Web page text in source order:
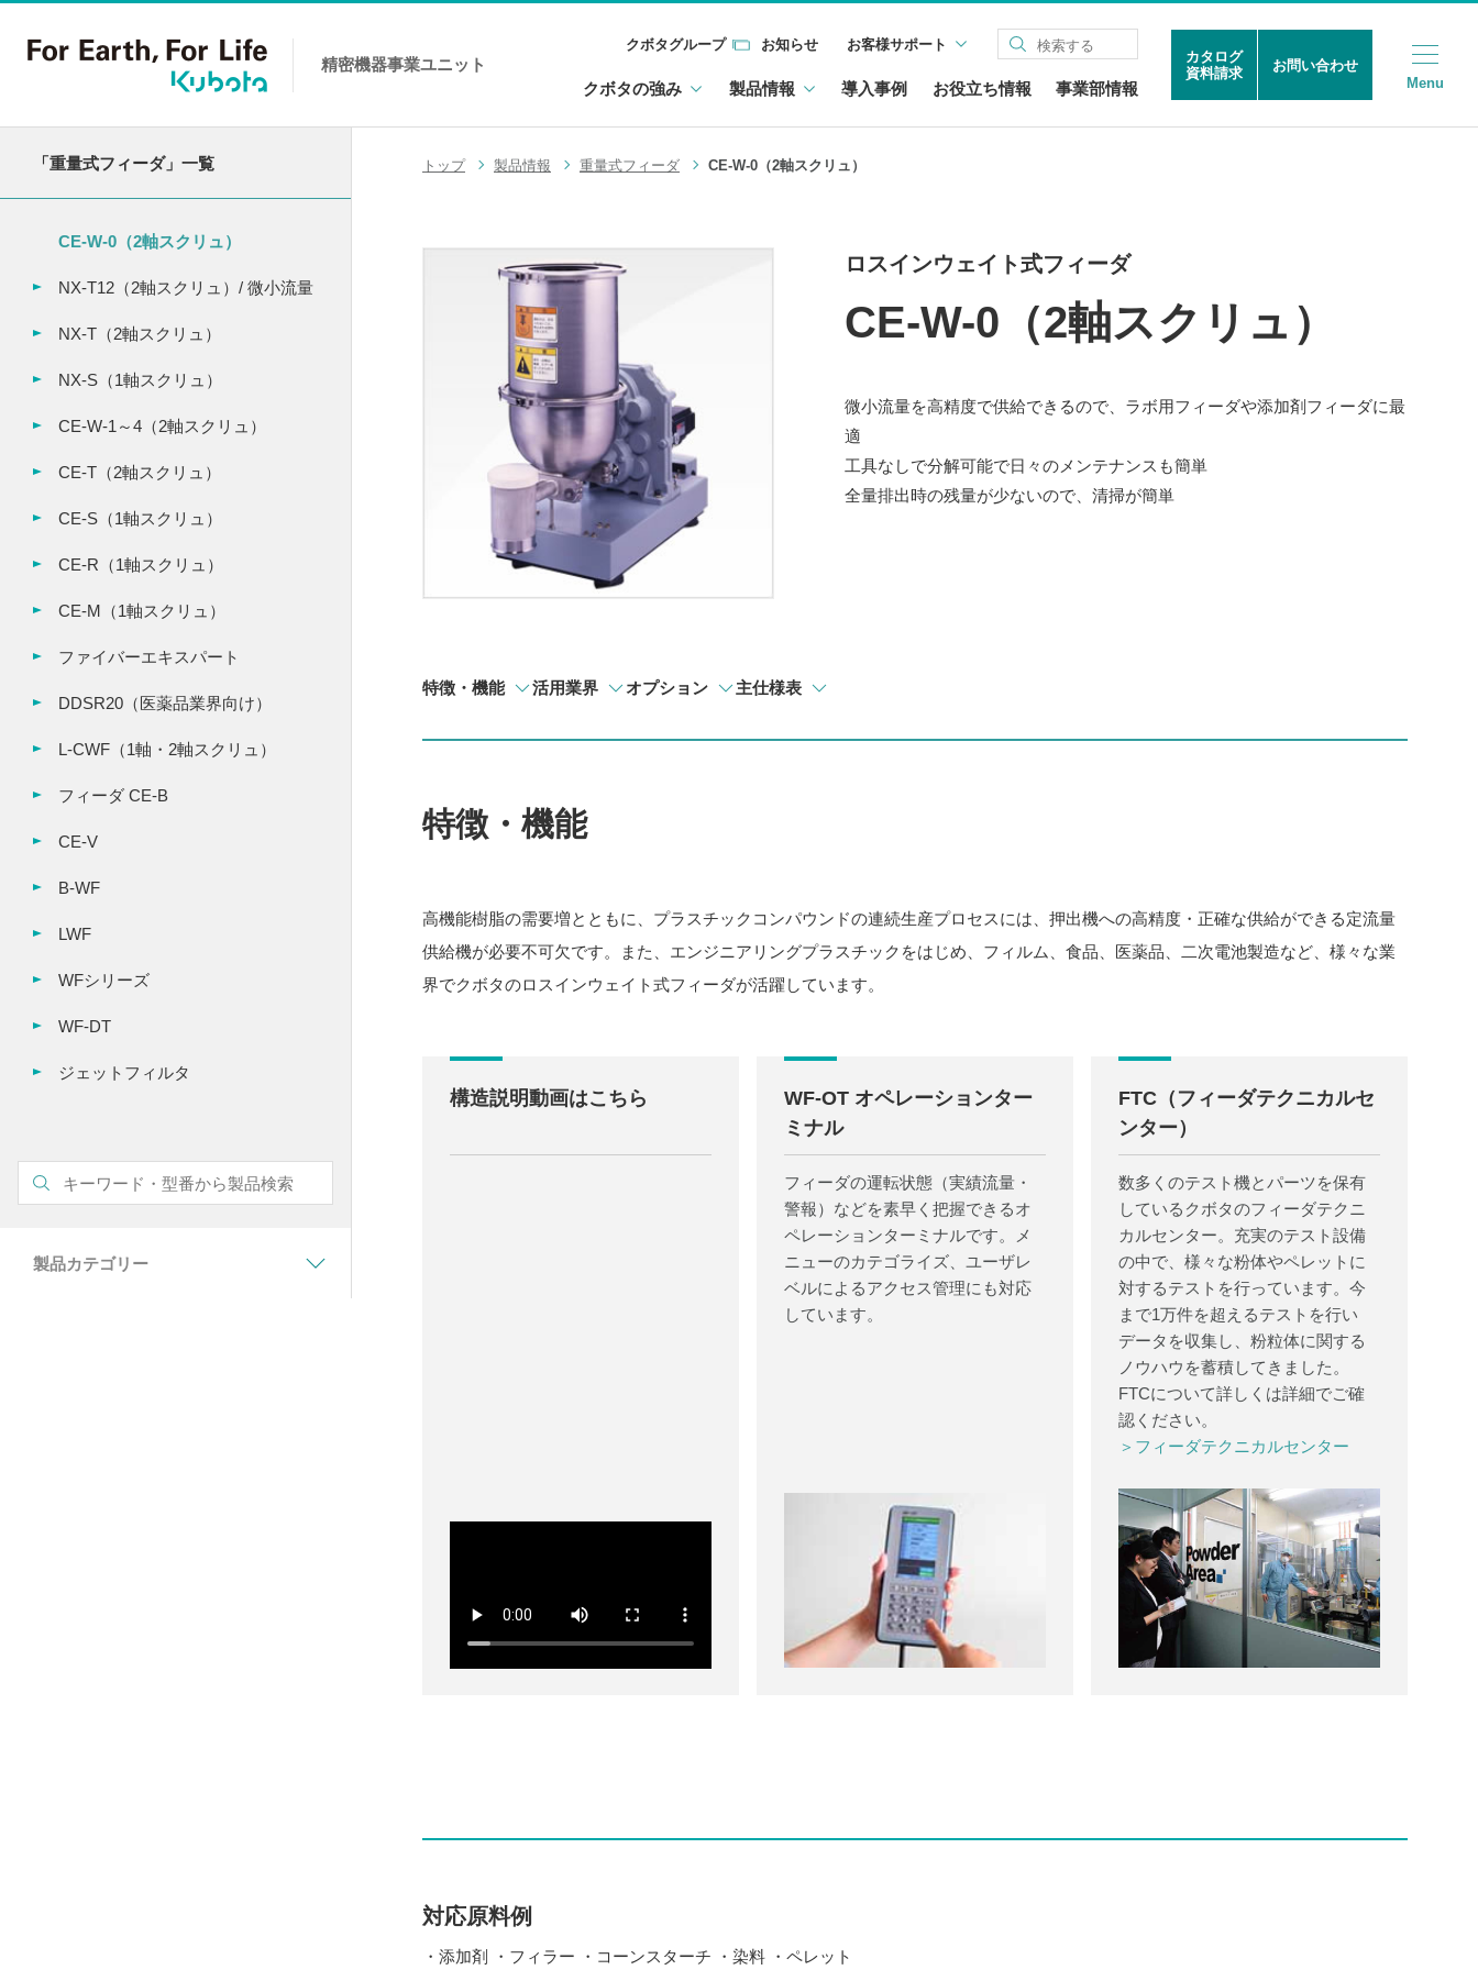
精密機器事業ユニット
クボタグループ お知らせ お客様サポート
クボタの強み 製品情報 導入事例 お役立ち情報 事業部情報
カタログ
資料請求
お問い合わせ
Menu
「重量式フィーダ」一覧
CE-W-0（2軸スクリュ）
NX-T12（2軸スクリュ）/ 微小流量
NX-T（2軸スクリュ）
NX-S（1軸スクリュ）
CE-W-1～4（2軸スクリュ）
CE-T（2軸スクリュ）
CE-S（1軸スクリュ）
CE-R（1軸スクリュ）
CE-M（1軸スクリュ）
ファイバーエキスパート
DDSR20（医薬品業界向け）
L-CWF（1軸・2軸スクリュ）
フィーダ CE-B
CE-V
B-WF
LWF
WFシリーズ
WF-DT
ジェットフィルタ
製品カテゴリー
トップ 製品情報 重量式フィーダ CE-W-0（2軸スクリュ）
ロスインウェイト式フィーダ
CE-W-0（2軸スクリュ）
微小流量を高精度で供給できるので、ラボ用フィーダや添加剤フィーダに最
適
工具なしで分解可能で日々のメンテナンスも簡単
全量排出時の残量が少ないので、清掃が簡単
特徴・機能 活用業界 オプション 主仕様表
特徴・機能
高機能樹脂の需要増とともに、プラスチックコンパウンドの連続生産プロセスには、押出機への高精度・正確な供給ができる定流量
供給機が必要不可欠です。また、エンジニアリングプラスチックをはじめ、フィルム、食品、医薬品、二次電池製造など、様々な業
界でクボタのロスインウェイト式フィーダが活躍しています。
構造説明動画はこちら
WF-OT オペレーションター
ミナル
フィーダの運転状態（実績流量・
警報）などを素早く把握できるオ
ペレーションターミナルです。メ
ニューのカテゴライズ、ユーザレ
ベルによるアクセス管理にも対応
しています。
FTC（フィーダテクニカルセ
ンター）
数多くのテスト機とパーツを保有
しているクボタのフィーダテクニ
カルセンター。充実のテスト設備
の中で、様々な粉体やペレットに
対するテストを行っています。今
まで1万件を超えるテストを行い
データを収集し、粉粒体に関する
ノウハウを蓄積してきました。
FTCについて詳しくは詳細でご確
認ください。
＞フィーダテクニカルセンター
対応原料例
・添加剤 ・フィラー ・コーンスターチ ・染料 ・ペレット